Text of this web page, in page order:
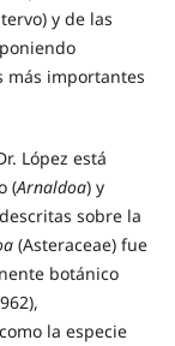
y de las
más importantes
López está
(Arnaldoa) y
sobre la
(Asteraceae) fue
botánico
como la especie